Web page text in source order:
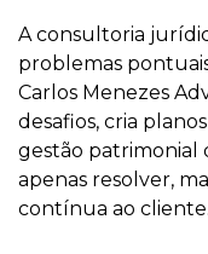
A consultoria
problemas
Carlos Menezes
desafios, cria
gestão patrimonial
apenas resolver,
contínua ao cliente.